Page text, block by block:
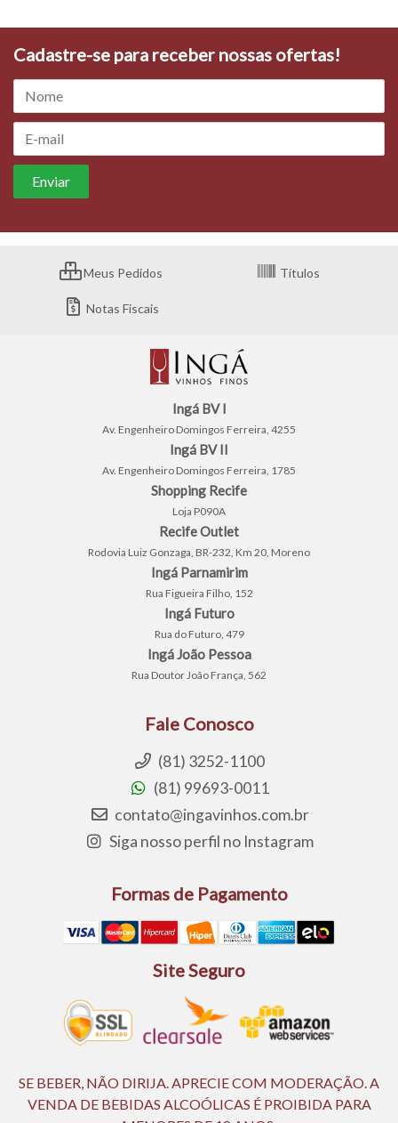
Cadastre-se para receber nossas ofertas!
Meus Pedidos Títulos
Notas Fiscais
Ingá BV I
Av. Engenheiro Domingos Ferreira, 4255
Ingá BV II
Av. Engenheiro Domingos Ferreira, 1785
Shopping Recife
Loja P090A
Recife Outlet
Rodovia Luiz Gonzaga, BR-232, Km 20, Moreno
Ingá Parnamirim
Rua Figueira Filho, 152
Ingá Futuro
Rua do Futuro, 479
Ingá João Pessoa
Rua Doutor João França, 562
Fale Conosco
(81) 3252-1100
(81) 99693-0011
contato@ingavinhos.com.br
Siga nosso perfil no Instagram
Formas de Pagamento
Site Seguro
SE BEBER, NÃO DIRIJA. APRECIE COM MODERAÇÃO. A
VENDA DE BEBIDAS ALCOÓLICAS É PROIBIDA PARA